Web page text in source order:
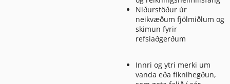
Niðurstöður úr
neikvæðum fjölmiðlum og
skimun fyrir
refsiaðgerðum
Innri og ytri merki um
vanda eða fíknihegðun,